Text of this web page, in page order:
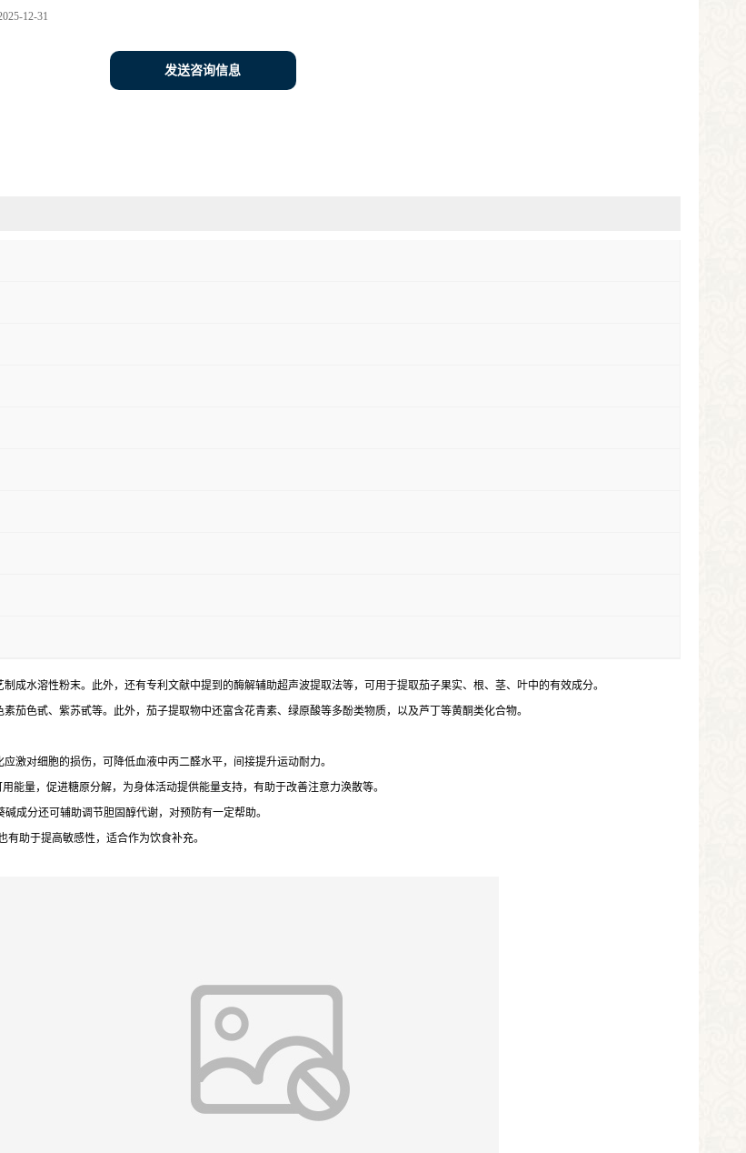
12-31
发送咨询信息
成水溶性粉末。此外，还有专利文献中提到的酶解辅助超声波提取法等，可用于提取茄子果实、根、茎、叶中的有效成分。
茄色甙、紫苏甙等。此外，茄子提取物中还富含花青素、绿原酸等多酚类物质，以及芦丁等黄酮类化合物。
激对细胞的损伤，可降低血液中丙二醛水平，间接提升运动耐力。
能量，促进糖原分解，为身体活动提供能量支持，有助于改善注意力涣散等。
成分还可辅助调节胆固醇代谢，对预防有一定帮助。
助于提高敏感性，适合作为饮食补充。